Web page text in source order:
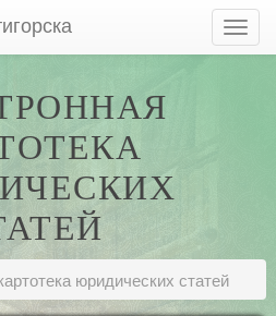
юридических статей